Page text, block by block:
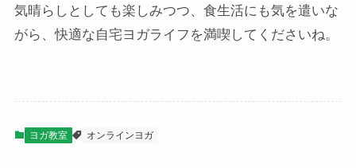
気晴らしとしても楽しみつつ、食生活にも気を遣いな
がら、快適な自宅ヨガライフを満喫してくださいね。
ヨガ教室 オンラインヨガ